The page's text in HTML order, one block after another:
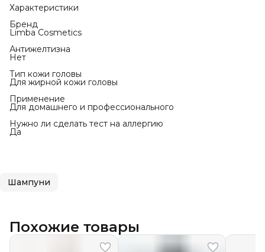
Характеристики
Бренд
Limba Cosmetics
Антижелтизна
Нет
Тип кожи головы
Для жирной кожи головы
Применение
Для домашнего и профессионального
Нужно ли сделать тест на аллергию
Да
Шампуни
Похожие товары